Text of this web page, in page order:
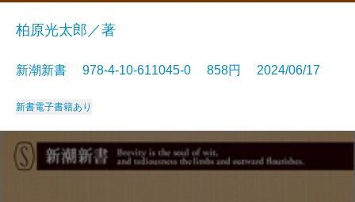
柏原光太郎／著
新潮新書 978-4-10-611045-0 858円 2024/06/17
新書電子書籍あり